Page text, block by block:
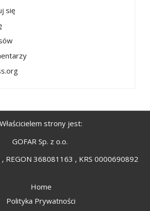
się
Właścicielem strony jest:
GOFAR Sp. z o.o.
REGON 368081163 , KRS 0000690892
Home
Polityka Prywatności